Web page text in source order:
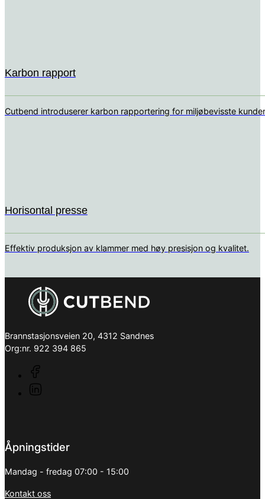
Karbon rapport
Cutbend introduserer karbon rapportering for miljøbevisste kunder
Horisontal presse
Effektiv produksjon av klammer med høy presisjon og kvalitet.
Brannstasjonsveien 20, 4312 Sandnes
Org:nr. 922 394 865
Åpningstider
Mandag - fredag 07:00 - 15:00
Kontakt oss